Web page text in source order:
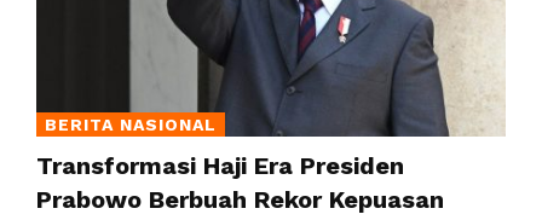
BERITA NASIONAL
Transformasi Haji Era Presiden
Prabowo Berbuah Rekor Kepuasan